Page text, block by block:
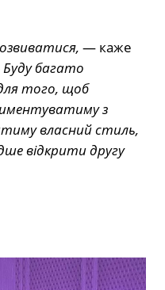
— каже
багато
того, щоб
з
власний стиль,
відкрити другу